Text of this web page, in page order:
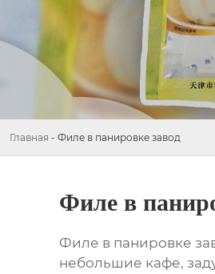
Главная - Филе в панировке завод
Филе в
Филе в панировке
небольшие кафе,